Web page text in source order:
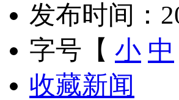
发布时间：
字号【 小 中
收藏新闻